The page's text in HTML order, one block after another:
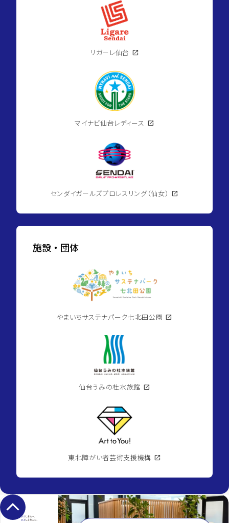
リガーレ仙台 open_in_new
マイナビ仙台レディース open_in_new
センダイガールズプロレスリング（仙女） open_in_new
施設・団体
やまいちサステナパーク七北田公園 open_in_new
仙台うみの杜水族館 open_in_new
東北障がい者芸術支援機構 open_in_new
keyboard_arrow_up